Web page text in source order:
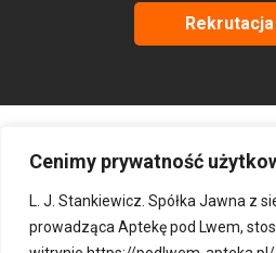
Cenimy prywatność
L. J. Stankiewicz. Spółka Jawna z
prowadząca Aptekę pod Lwem,
Rekrutacja
‹